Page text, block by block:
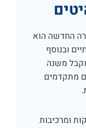
החדשה הוא
ובנוסף
משנה
מתקדמים
ומרכיבות